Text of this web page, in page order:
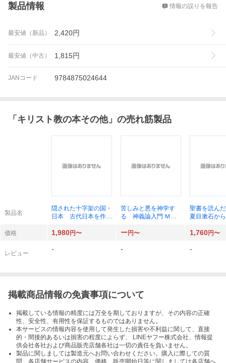
製品情報 情報の誤りを報告
最安値（新品） 2,420円
最安値（中古） 1,815円
JANコード 9784875024644
「 キリスト教の本その他」の売れ筋製品
製品名
隠された十字架の国・
日本 古代日本を作っ
ト教 新装版 ケン・
ケン・ジョセフＪｒ．
苦しみと悪を神学す
る 神義論入門 Ｍ．
著 加納和寛／訳
聖書を読ん
夏目漱石か
価格
1,980円〜 ー円〜 1,760円〜
レビュー
- - -
掲載商品情報の免責事項について
掲載している情報の精度には万全を期しておりますが、その内容の正確
性、安全性、有用性を保証するものではありません。
本サービスの情報内容を使用して発生した損害や不利益に関して、直接
的・間接的あるいは損害の程度によらず、 LINEヤフー株式会社、情報提
供会社各社および商品販売店舗各社は一切の責任を負いません。
製品に関しましては製造元へお問い合わせください。購入に際しての質
問、各店舗サービスの内容、価格、販売開始日等に関しましては各店舗へ